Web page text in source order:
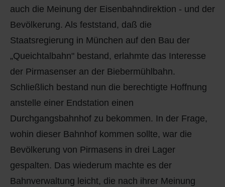
auch die Meinung der Eisenbahndirektion - und der
Bevölkerung. Als feststand, daß die
Staatsregierung in München auf den Bau der
„Queichtalbahn" bestand, erlahmte das Interesse
der Pirmasenser an der Biebermühlbahn.
Schließlich bestand nun die berechtigte Hoffnung
anstelle einer Endstation einen
Durchgangsbahnhof zu bekommen. In der Frage,
wohin dieser Bahnhof kommen sollte, war die
Bevölkerung von Pirmasens in drei Lager
gespalten. Das wiederum machte es der
Bahnverwaltung leicht, die nach ihrer Meinung